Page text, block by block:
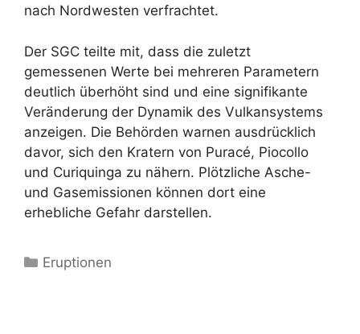
nach Nordwesten verfrachtet.
Der SGC teilte mit, dass die zuletzt
gemessenen Werte bei mehreren Parametern
deutlich überhöht sind und eine signifikante
Veränderung der Dynamik des Vulkansystems
anzeigen. Die Behörden warnen ausdrücklich
davor, sich den Kratern von Puracé, Piocollo
und Curiquinga zu nähern. Plötzliche Asche-
und Gasemissionen können dort eine
erhebliche Gefahr darstellen.
Kategorien
Eruptionen